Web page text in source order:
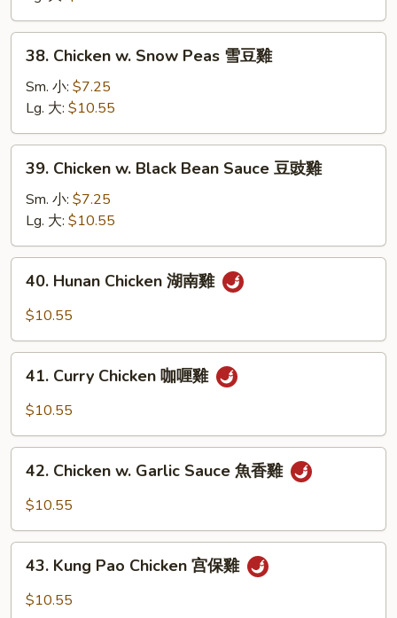
Nuts
腰
38.
Chicken
Snow
Peas
雪
38. Chicken w. Snow Peas 雪豆雞
Sm. 小: $7.25
Lg. 大: $10.55
39.
Chicken
Black
Bean
Sauce
39. Chicken w. Black Bean Sauce 豆豉雞
Sm. 小: $7.25
Lg. 大: $10.55
40.
Hunan
Chicken
南
40. Hunan Chicken 湖南雞
$10.55
41.
Curry
Chicken
喱
41. Curry Chicken 咖喱雞
$10.55
42.
Chicken
Sauce
42. Chicken w. Garlic Sauce 魚香雞
$10.55
43.
Kung
Pao
43. Kung Pao Chicken 宫保雞
$10.55